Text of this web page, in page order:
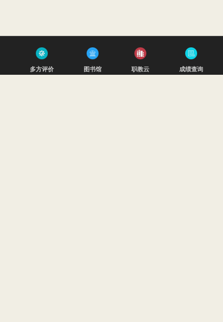
多方评价 图书馆 职教云 成绩查询